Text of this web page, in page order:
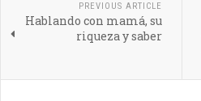
PREVIOUS ARTICLE
Hablando con mamá, su
riqueza y saber